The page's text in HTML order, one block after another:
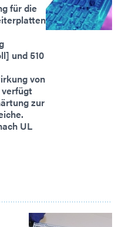
für die
und 510
von
zur
UL